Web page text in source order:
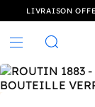
LIVRAISON